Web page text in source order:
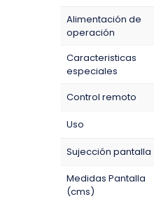
Alimentación de
operación
Caracteristicas
especiales
Control remoto
Uso
Sujección pantalla
Medidas Pantalla
(cms)